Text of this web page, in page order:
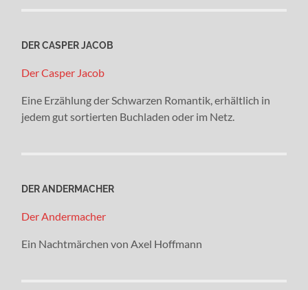
DER CASPER JACOB
Der Casper Jacob
Eine Erzählung der Schwarzen Romantik, erhältlich in
jedem gut sortierten Buchladen oder im Netz.
DER ANDERMACHER
Der Andermacher
Ein Nachtmärchen von Axel Hoffmann